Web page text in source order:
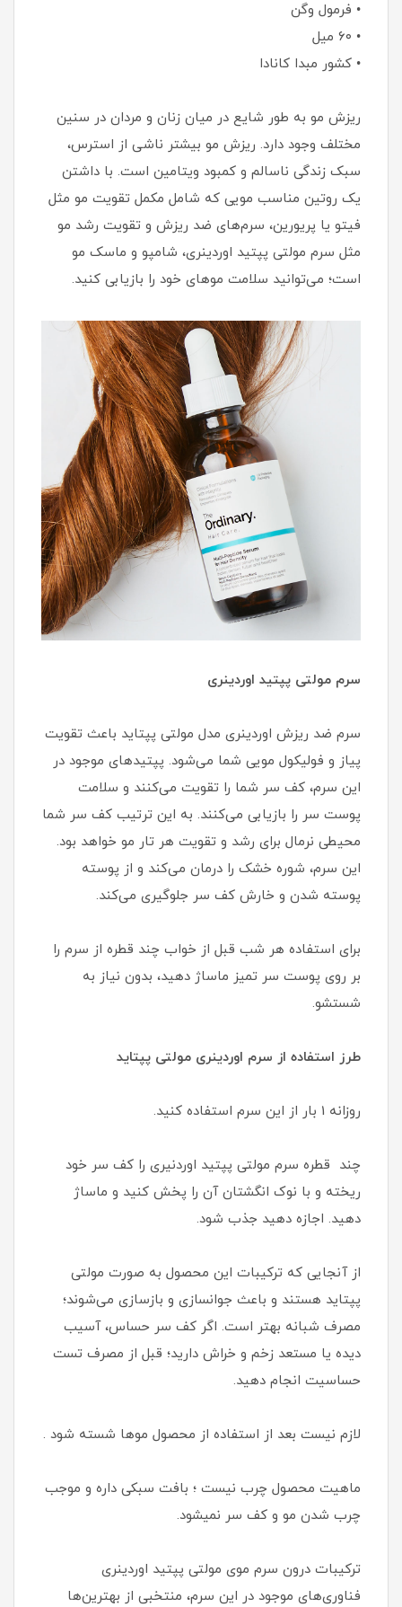
• فرمول وگن
• ۶۰ میل
• کشور مبدا کانادا
ریزش مو به طور شایع در میان زنان و مردان در سنین
مختلف وجود دارد. ریزش مو بیشتر ناشی از استرس،
سبک زندگی ناسالم و کمبود ویتامین است. با داشتن
یک روتین مناسب مویی که شامل مکمل تقویت مو مثل
فیتو یا پریورین، سرم‌های ضد ریزش و تقویت رشد مو
مثل سرم مولتی پپتید اوردینری، شامپو و ماسک مو
است؛ می‌توانید سلامت موهای خود را بازیابی کنید.
سرم مولتی پپتید اوردینری
سرم ضد ریزش اوردینری مدل مولتی پپتاید باعث تقویت
پیاز و فولیکول مویی شما می‌شود. پپتیدهای موجود در
این سرم، کف سر شما را تقویت می‌کنند و سلامت
پوست سر را بازیابی می‌کنند. به این ترتیب کف سر شما
محیطی نرمال برای رشد و تقویت هر تار مو خواهد بود.
این سرم، شوره خشک را درمان می‌کند و از پوسته
پوسته شدن و خارش کف سر جلوگیری می‌کند.
برای استفاده هر شب قبل از خواب چند قطره از سرم را
بر روی پوست سر تمیز ماساژ دهید، بدون نیاز به
شستشو.
طرز استفاده از سرم اوردینری مولتی پپتاید
روزانه 1 بار از این سرم استفاده کنید.
چند قطره سرم مولتی پپتید اوردنیری را کف سر خود
ریخته و با نوک انگشتان آن را پخش کنید و ماساژ
دهید. اجازه دهید جذب شود.
از آنجایی که ترکیبات این محصول به صورت مولتی
پپتاید هستند و باعث جوانسازی و بازسازی می‌شوند؛
مصرف شبانه بهتر است. اگر کف سر حساس، آسیب
دیده یا مستعد زخم و خراش دارید؛ قبل از مصرف تست
حساسیت انجام دهید.
لازم نیست بعد از استفاده از محصول موها شسته شود .
ماهیت محصول چرب نیست ؛ بافت سبکی داره و موجب
چرب شدن مو و کف سر نمیشود.
ترکیبات درون سرم موی مولتی پپتید اوردینری
فناوری‌های موجود در این سرم، منتخبی از بهترین‌ها